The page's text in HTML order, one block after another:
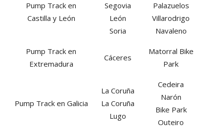
Pump Track en
Castilla y León
Segovia
León
Soria
Palazuelos
Villarodrigo
Navaleno
Pump Track en
Extremadura
Cáceres
Matorral Bike
Park
Pump Track en Galicia
La Coruña
La Coruña
Lugo
Cedeira
Narón
Bike Park
Outeiro